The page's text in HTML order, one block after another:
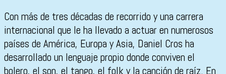
Con más de tres décadas de recorrido y una carrera
internacional que le ha llevado a actuar en numerosos
países de América, Europa y Asia, Daniel Cros ha
desarrollado un lenguaje propio donde conviven el
bolero, el son, el tango, el folk y la canción de raíz. En